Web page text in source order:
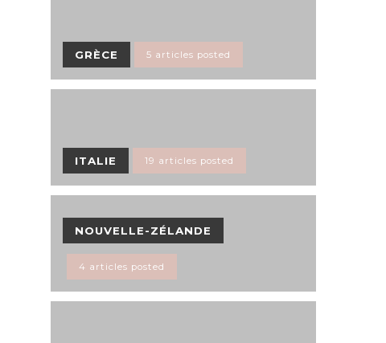
GRÈCE 5 articles posted
ITALIE 19 articles posted
NOUVELLE-ZÉLANDE
4 articles posted